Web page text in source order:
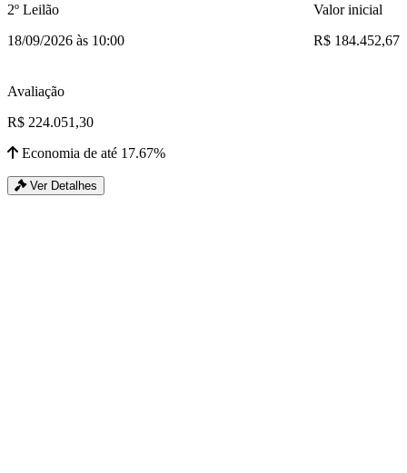
2º Leilão
18/09/2026 às 10:00
Valor inicial
R$ 184.452,67
Avaliação
R$ 224.051,30
Economia de até 17.67%
Ver Detalhes